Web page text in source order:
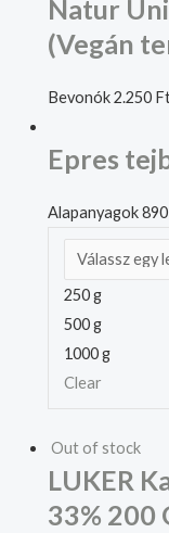
Natur
(Vegán
Bevonók2.250
Epres
Alapanyagok890
250 g
500 g
1000 g
Clear
Out of stock
LUKER
33% 200